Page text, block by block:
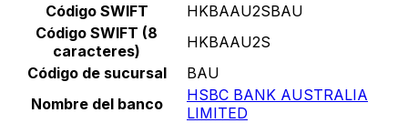
Código SWIFT
HKBAAU2SBAU
Código SWIFT (8
caracteres)
HKBAAU2S
Código de sucursal
BAU
Nombre del banco
HSBC BANK AUSTRALIA
LIMITED